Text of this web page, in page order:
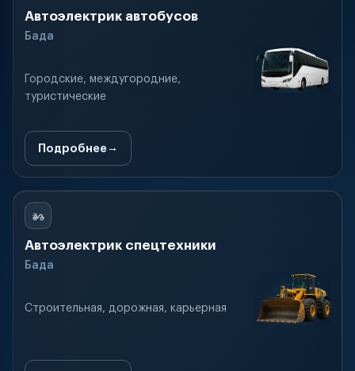
Автоэлектрик автобусов
Бада
Городские, междугородние,
туристические
Подробнее
Автоэлектрик спецтехники
Бада
Строительная, дорожная, карьерная